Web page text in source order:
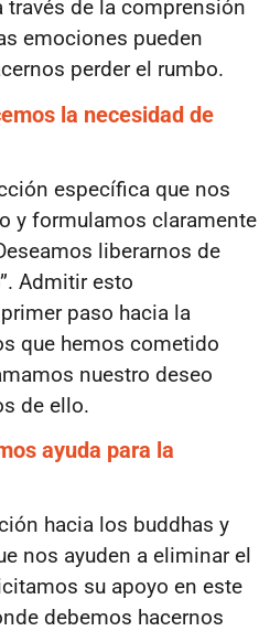
través de la comprensión
emociones pueden
perder el rumbo.
la necesidad de
específica que nos
y formulamos claramente
liberarnos de
Admitir esto
paso hacia la
que hemos cometido
nuestro deseo
de ello.
ayuda para la
hacia los buddhas y
nos ayuden a eliminar el
su apoyo en este
debemos hacernos